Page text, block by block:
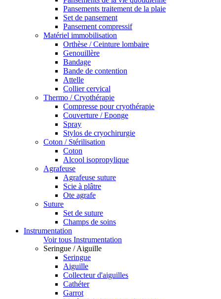
Pansements traitement de la plaie
Set de pansement
Pansement compressif
Matériel immobilisation
Orthèse / Ceinture lombaire
Genouillère
Bandage
Bande de contention
Attelle
Collier cervical
Thermo / Cryothérapie
Compresse pour cryothérapie
Couverture / Eponge
Spray
Stylos de cryochirurgie
Coton / Stérilisation
Coton
Alcool isopropylique
Agrafeuse
Agrafeuse suture
Scie à plâtre
Ote agrafe
Suture
Set de suture
Champs de soins
Instrumentation
Voir tous Instrumentation
Seringue / Aiguille
Seringue
Aiguille
Collecteur d'aiguilles
Cathéter
Garrot